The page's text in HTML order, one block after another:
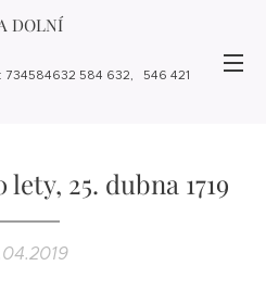
DOLNÍ
734584632 584 632, 546 421
25. dubna 1719